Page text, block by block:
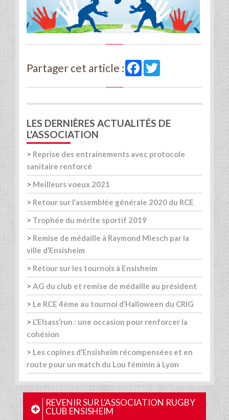
Partager cet article : Facebook
LES DERNIÈRES ACTUALITÉS DE
L'ASSOCIATION
> Reprise des entrainements avec protocole
sanitaire renforcé
> Meilleurs voeux 2021
> Retour sur l’assemblée générale 2020 du RCE
> Trophée du mérite sportif 2019
> Remise de médaille à Raymond Miesch par la
ville d’Ensisheim
> Retour sur les tournois à Ensisheim
> AG du club et remise de médaille au président
> Le RCE 4ème au tournoi d’Halloween du CRIG
> L’Elsass’run : une occasion pour renforcer la
cohésion
> Les copines d’Ensisheim récompensées et en
route pour un match du Lou féminin à Lyon
REVENIR SUR L'ASSOCIATION RUGBY
CLUB ENSISHEIM